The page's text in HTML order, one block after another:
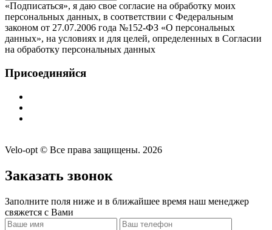
«Подписаться», я даю свое согласие на обработку моих
персональных данных, в соответствии с Федеральным
законом от 27.07.2006 года №152-ФЗ «О персональных
данных», на условиях и для целей, определенных в Согласии
на обработку персональных данных
Присоединяйся
Velo-opt © Все права защищены. 2026
Заказать звонок
Заполните поля ниже и в ближайшее время наш менеджер
свяжется с Вами